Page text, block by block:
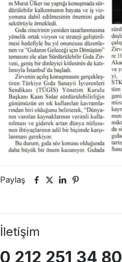
Paylaş
İletişim
0 212 251 34 80